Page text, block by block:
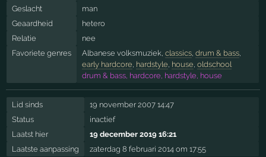
Geslacht
man
Geaardheid
hetero
Relatie
nee
Favoriete genres
Albanese volksmuziek, classics, drum & bass,
early hardcore, hardstyle, house, oldschool
drum & bass, hardcore, hardstyle, house
Lid sinds
19 november 2007 14:47
Status
inactief
Laatst hier
19 december 2019 16:21
Laatste aanpassing
zaterdag 8 februari 2014 om 17:55